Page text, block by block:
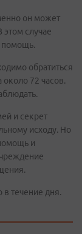
он может
случае
помощь.
обратиться
около 72 часов.
и секрет
исходу. Но
и
в течение дня.